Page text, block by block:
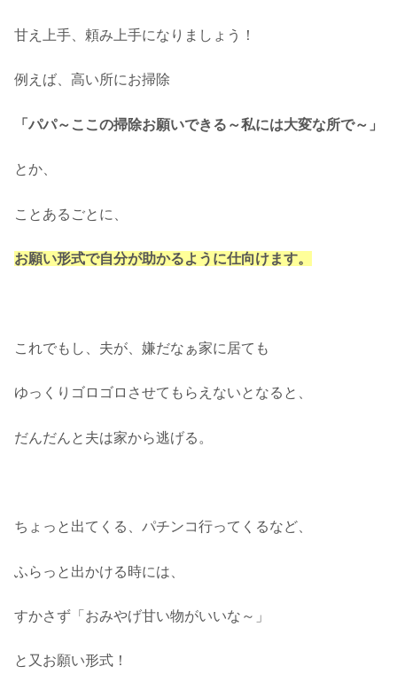
甘え上手、頼み上手になりましょう！
例えば、高い所にお掃除
「パパ～ここの掃除お願いできる～私には大変な所で～」
とか、
ことあるごとに、
お願い形式で自分が助かるように仕向けます。
これでもし、夫が、嫌だなぁ家に居ても
ゆっくりゴロゴロさせてもらえないとなると、
だんだんと夫は家から逃げる。
ちょっと出てくる、パチンコ行ってくるなど、
ふらっと出かける時には、
すかさず「おみやげ甘い物がいいな～」
と又お願い形式！